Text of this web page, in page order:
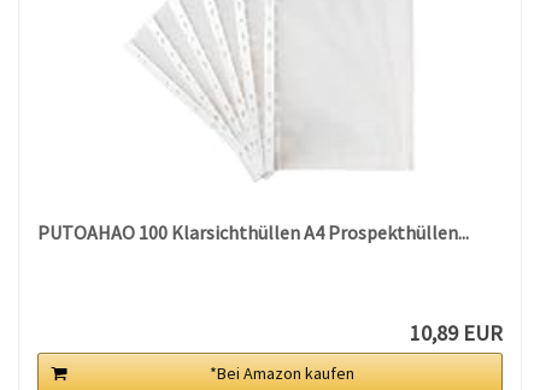
PUTOAHAO 100 Klarsichthüllen A4 Prospekthüllen...
10,89 EUR
*Bei Amazon kaufen